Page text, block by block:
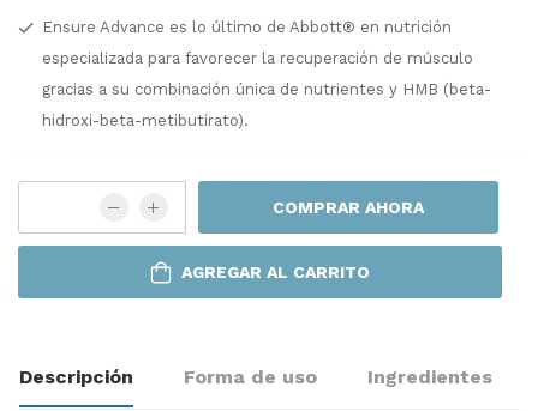
Ensure Advance es lo último de Abbott® en nutrición
especializada para favorecer la recuperación de músculo
gracias a su combinación única de nutrientes y HMB (beta-
hidroxi-beta-metibutirato).
COMPRAR AHORA
AGREGAR AL CARRITO
Descripción Forma de uso Ingredientes